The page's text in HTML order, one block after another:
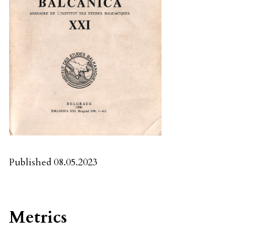
Published 08.05.2023
Metrics